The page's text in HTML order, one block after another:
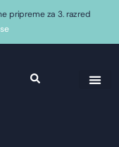
pripreme za 3. razred